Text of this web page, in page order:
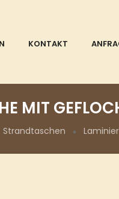
KONTAKT
MIT
Strandtaschen